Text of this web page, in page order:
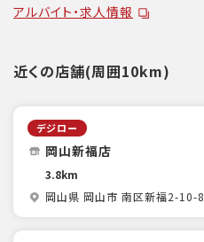
アルバイト・求人情報
近くの店舗(周囲10km)
デジロー
岡山新福店
3.8km
岡山県 岡山市 南区新福2-10-8